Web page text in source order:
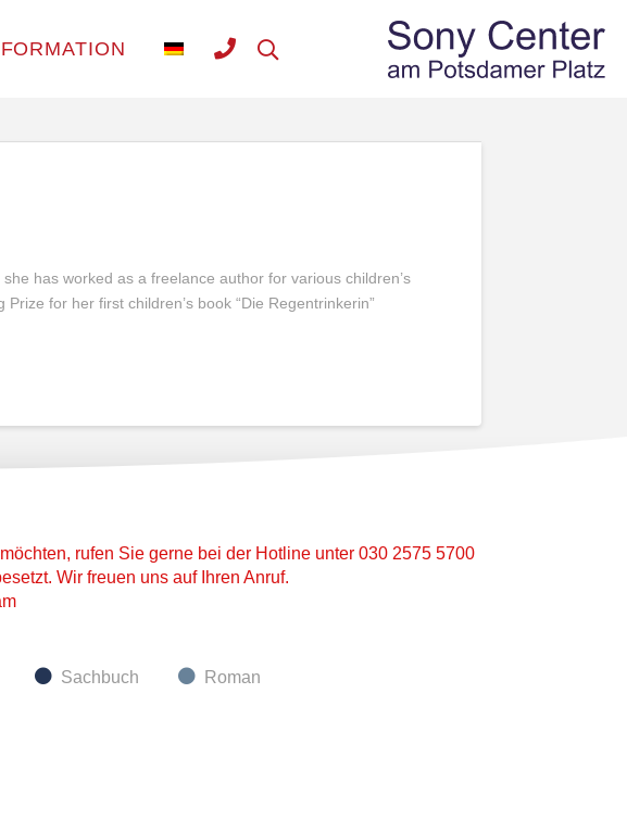
has worked as a freelance author for various children’s
for her first children’s book “Die Regentrinkerin”
rufen Sie gerne bei der Hotline unter 030 2575 5700
Wir freuen uns auf Ihren Anruf.
Sachbuch Roman